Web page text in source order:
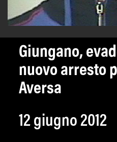
Giungano,
nuovo arresto
Aversa
12 giugno 2012